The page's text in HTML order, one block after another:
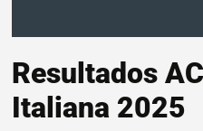
Resultados
Italiana 2025